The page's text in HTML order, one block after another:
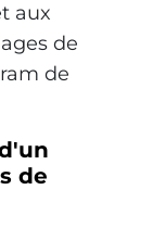
aux
de
de
de